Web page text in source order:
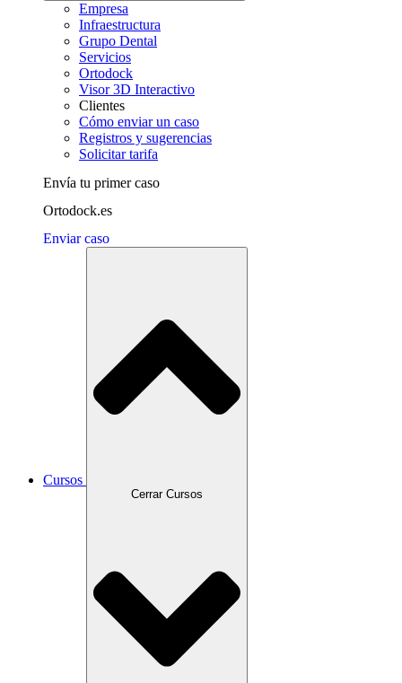
Empresa
Infraestructura
Grupo Dental
Servicios
Ortodock
Visor 3D Interactivo
Clientes
Cómo enviar un caso
Registros y sugerencias
Solicitar tarifa
Envía tu primer caso
Ortodock.es
Enviar caso
Cursos
Cerrar Cursos